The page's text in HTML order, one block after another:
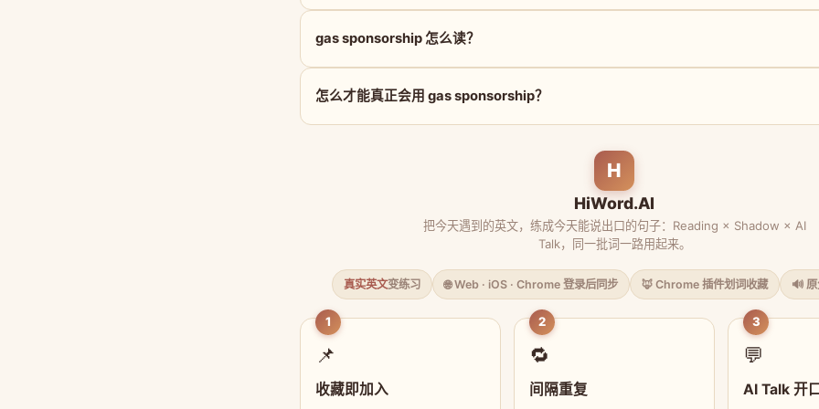
gas sponsorship 怎么读？
怎么才能真正会用 gas sponsorship？
H
HiWord.AI
把今天遇到的英文，练成今天能说出口的句子：Reading × Shadow × AI
Talk，同一批词一路用起来。
真实英文变练习 🌐 Web · iOS · Chrome 登录后同步 🦊 Chrome 插件划词收藏 🔊
1
📌
收藏即加入
2
🔁
间隔重复
3
💬
AI Talk 开